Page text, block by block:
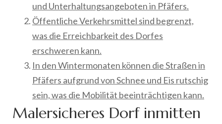
und Unterhaltungsangeboten in Pfäfers.
Öffentliche Verkehrsmittel sind begrenzt,
was die Erreichbarkeit des Dorfes
erschweren kann.
In den Wintermonaten können die Straßen in
Pfäfers aufgrund von Schnee und Eis rutschig
sein, was die Mobilität beeinträchtigen kann.
Malersicheres Dorf inmitten